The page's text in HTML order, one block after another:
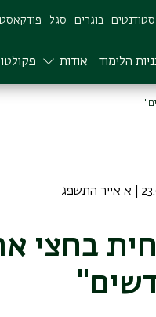
סטודנטים בוגרים סגל פודקאסט
הלימוד אודות
בחצי